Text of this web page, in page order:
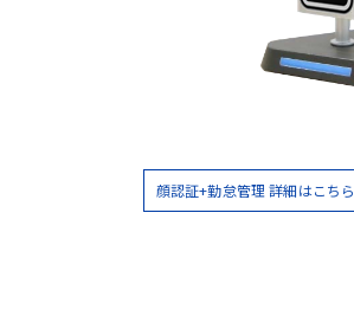
顔認証+勤怠管理 詳細はこちら